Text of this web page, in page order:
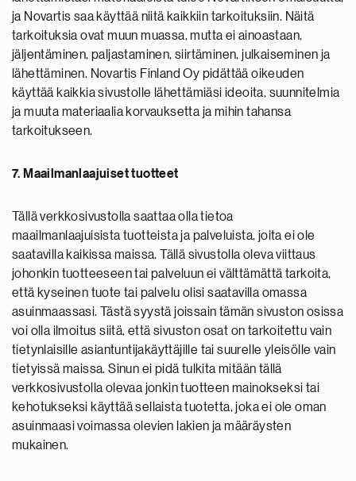
ja Novartis saa käyttää niitä kaikkiin tarkoituksiin. Näitä
tarkoituksia ovat muun muassa, mutta ei ainoastaan,
jäljentäminen, paljastaminen, siirtäminen, julkaiseminen ja
lähettäminen. Novartis Finland Oy pidättää oikeuden
käyttää kaikkia sivustolle lähettämiäsi ideoita, suunnitelmia
ja muuta materiaalia korvauksetta ja mihin tahansa
tarkoitukseen.
7. Maailmanlaajuiset tuotteet
Tällä verkkosivustolla saattaa olla tietoa
maailmanlaajuisista tuotteista ja palveluista, joita ei ole
saatavilla kaikissa maissa. Tällä sivustolla oleva viittaus
johonkin tuotteeseen tai palveluun ei välttämättä tarkoita,
että kyseinen tuote tai palvelu olisi saatavilla omassa
asuinmaassasi. Tästä syystä joissain tämän sivuston osissa
voi olla ilmoitus siitä, että sivuston osat on tarkoitettu vain
tietynlaisille asiantuntijakäyttäjille tai suurelle yleisölle vain
tietyissä maissa. Sinun ei pidä tulkita mitään tällä
verkkosivustolla olevaa jonkin tuotteen mainokseksi tai
kehotukseksi käyttää sellaista tuotetta, joka ei ole oman
asuinmaasi voimassa olevien lakien ja määräysten
mukainen.